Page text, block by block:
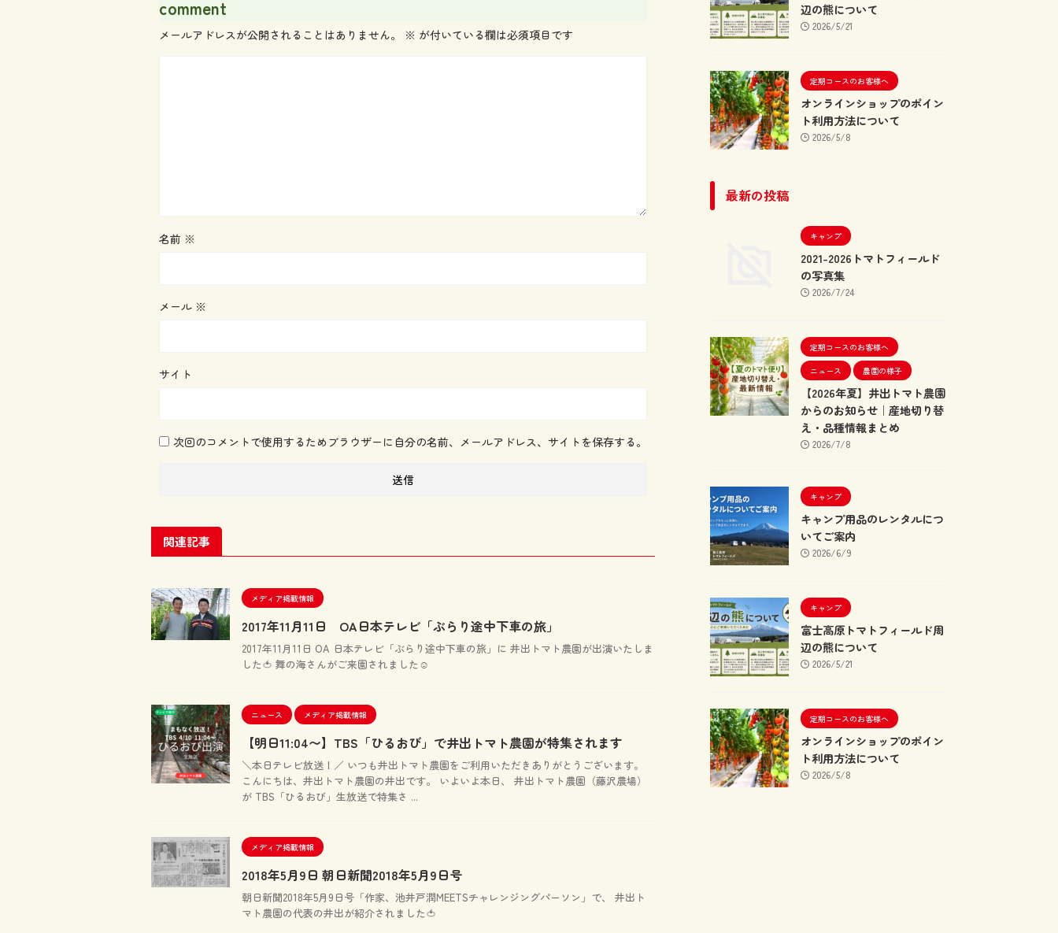
comment
メールアドレスが公開されることはありません。 ※ が付いている欄は必須項目です
名前 ※
メール ※
サイト
次回のコメントで使用するためブラウザーに自分の名前、メールアドレス、サイトを保存する。
関連記事
メディア掲載情報
2017年11月11日 OA日本テレビ「ぶらり途中下車の旅」
2017年11月11日 OA 日本テレビ「ぶらり途中下車の旅」に 井出トマト農園が出演いたしま
した🍅 舞の海さんがご来園されました☺️
ニュース メディア掲載情報
【明日11:04〜】TBS「ひるおび」で井出トマト農園が特集されます
＼本日テレビ放送！／ いつも井出トマト農園をご利用いただきありがとうございます。
こんにちは、井出トマト農園の井出です。 いよいよ本日、 井出トマト農園（藤沢農場）
が TBS「ひるおび」生放送で特集さ ...
メディア掲載情報
2018年5月9日 朝日新聞2018年5月9日号
朝日新聞2018年5月9日号「作家、池井戸潤MEETSチャレンジングパーソン」で、 井出ト
マト農園の代表の井出が紹介されました🍅
辺の熊について
2026/5/21
定期コースのお客様へ
オンラインショップのポイン
ト利用方法について
2026/5/8
最新の投稿
キャンプ
2021-2026トマトフィールド
の写真集
2026/7/24
定期コースのお客様へ
ニュース
農園の様子
【2026年夏】井出トマト農園
からのお知らせ｜産地切り替
え・品種情報まとめ
2026/7/8
キャンプ
キャンプ用品のレンタルにつ
いてご案内
2026/6/9
キャンプ
富士高原トマトフィールド周
辺の熊について
2026/5/21
定期コースのお客様へ
オンラインショップのポイン
ト利用方法について
2026/5/8